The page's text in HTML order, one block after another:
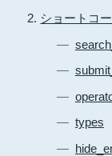
ショートコ
types